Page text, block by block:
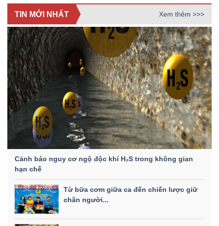
TIN MỚI NHẤT Xem thêm >>>
Cảnh báo nguy cơ ngộ độc khí H₂S trong không gian
hạn chế
Từ bữa cơm giữa ca đến chiến lược giữ
chân người...